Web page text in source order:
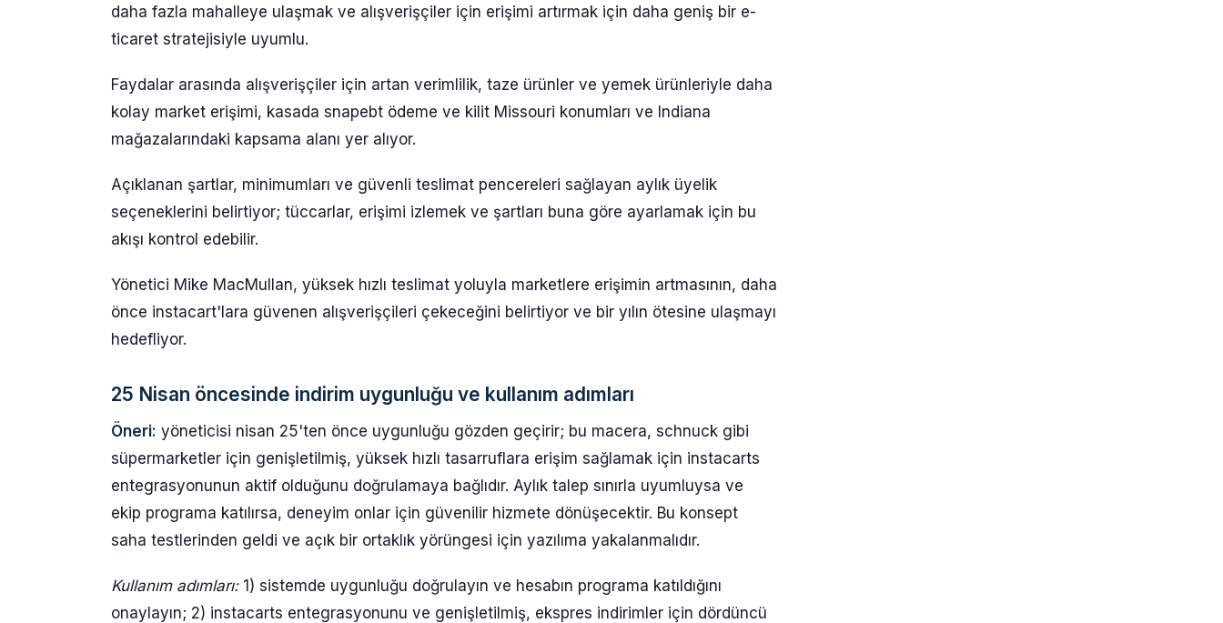
daha fazla mahalleye ulaşmak ve alışverişçiler için erişimi artırmak için daha geniş bir e-
ticaret stratejisiyle uyumlu.
Faydalar arasında alışverişçiler için artan verimlilik, taze ürünler ve yemek ürünleriyle daha
kolay market erişimi, kasada snapebt ödeme ve kilit Missouri konumları ve Indiana
mağazalarındaki kapsama alanı yer alıyor.
Açıklanan şartlar, minimumları ve güvenli teslimat pencereleri sağlayan aylık üyelik
seçeneklerini belirtiyor; tüccarlar, erişimi izlemek ve şartları buna göre ayarlamak için bu
akışı kontrol edebilir.
Yönetici Mike MacMullan, yüksek hızlı teslimat yoluyla marketlere erişimin artmasının, daha
önce instacart'lara güvenen alışverişçileri çekeceğini belirtiyor ve bir yılın ötesine ulaşmayı
hedefliyor.
25 Nisan öncesinde indirim uygunluğu ve kullanım adımları
Öneri: yöneticisi nisan 25'ten önce uygunluğu gözden geçirir; bu macera, schnuck gibi
süpermarketler için genişletilmiş, yüksek hızlı tasarruflara erişim sağlamak için instacarts
entegrasyonunun aktif olduğunu doğrulamaya bağlıdır. Aylık talep sınırla uyumluysa ve
ekip programa katılırsa, deneyim onlar için güvenilir hizmete dönüşecektir. Bu konsept
saha testlerinden geldi ve açık bir ortaklık yörüngesi için yazılıma yakalanmalıdır.
Kullanım adımları:1) sistemde uygunluğu doğrulayın ve hesabın programa katıldığını
onaylayın; 2) instacarts entegrasyonunu ve genişletilmiş, ekspres indirimler için dördüncü